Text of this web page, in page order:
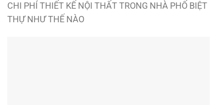
CHI PHÍ THIẾT KẾ NỘI THẤT TRONG NHÀ PHỐ BIỆT
THỰ NHƯ THẾ NÀO